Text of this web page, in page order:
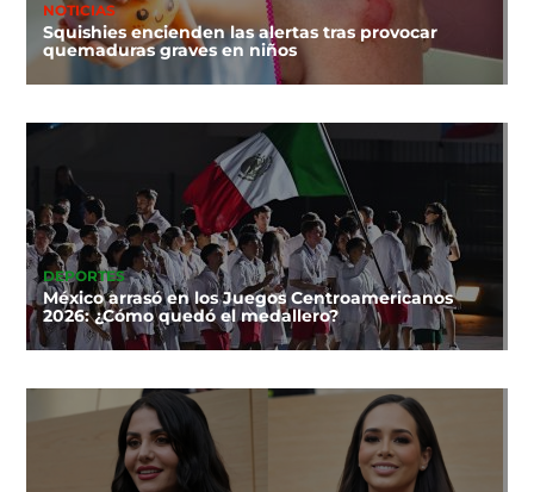
NOTICIAS
Squishies encienden las alertas tras provocar
quemaduras graves en niños
DEPORTES
México arrasó en los Juegos Centroamericanos
2026: ¿Cómo quedó el medallero?